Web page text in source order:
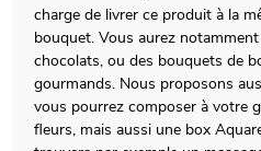
charge de livrer ce produit à la
bouquet. Vous aurez
chocolats, ou des bouquets de
gourmands. Nous proposons
vous pourrez composer à votre
fleurs, mais aussi une box